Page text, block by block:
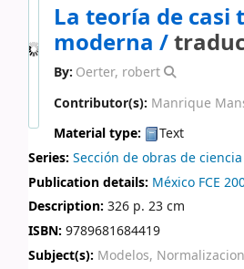
La teoría de
moderna /
By: Oerter, robert
Contributor(s): Manrique
Material type:
Text
Series: Sección de obras de
Publication details: México FCE
Description: 326 p. 23 cm
ISBN: 9789681684419
Subject(s): Modelos,